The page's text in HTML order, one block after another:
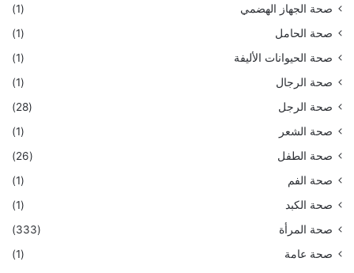
صحة الجهاز الهضمي
(1)
صحة الحامل
(1)
صحة الحيوانات الأليفة
(1)
صحة الرجال
(1)
صحة الرجل
(28)
صحة الشعر
(1)
صحة الطفل
(26)
صحة الفم
(1)
صحة الكبد
(1)
صحة المرأة
(333)
صحة عامة
(1)